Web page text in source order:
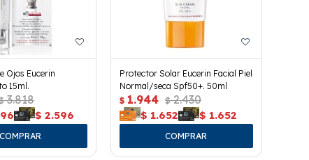
Ojos Eucerin
15ml.
3.818
$ 2.596
Protector Solar Eucerin Facial Piel
Normal/seca Spf50+. 50ml
$ 1.944 $ 2.430
$ 1.652 $ 1.652